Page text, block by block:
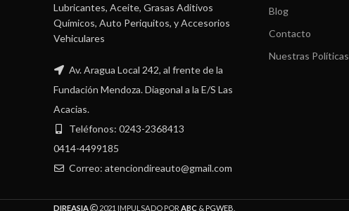
Lubricantes, Aceite, Grasas Aditivos
Químicos, Auto Periquitos, y Accesorios
Vehiculares
Av. Aragua Local 242, al frente de la
Fundación Mendoza. Diagonal a la E/S Las
Acacias.
Teléfonos: 0243-2368413
0414-4499185
Correo: atenciondireauto@gmail.com
Blog
Contacto
Nuestras Políticas
DIREASIA 2021 IMPULSADO POR ABC &PGWEB